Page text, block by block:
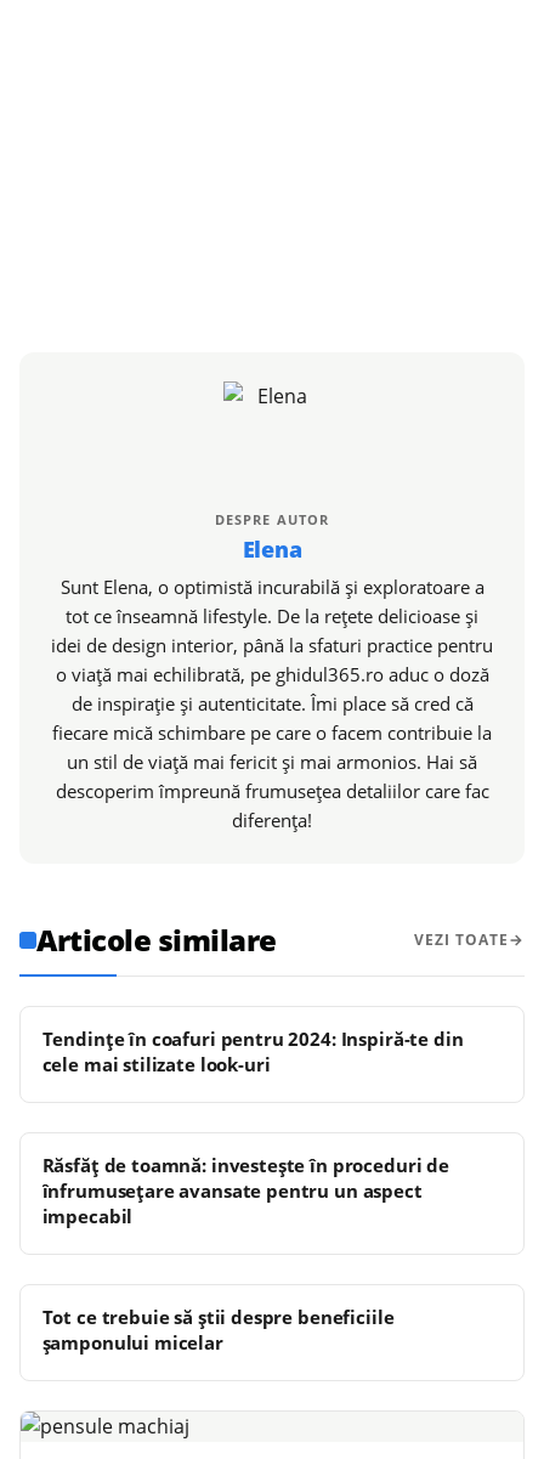
DESPRE AUTOR
Elena
Sunt Elena, o optimistă incurabilă și exploratoare a
tot ce înseamnă lifestyle. De la rețete delicioase și
idei de design interior, până la sfaturi practice pentru
o viață mai echilibrată, pe ghidul365.ro aduc o doză
de inspirație și autenticitate. Îmi place să cred că
fiecare mică schimbare pe care o facem contribuie la
un stil de viață mai fericit și mai armonios. Hai să
descoperim împreună frumusețea detaliilor care fac
diferența!
Articole similare VEZI TOATE
Tendințe în coafuri pentru 2024: Inspiră-te din
cele mai stilizate look-uri
Răsfăț de toamnă: investește în proceduri de
înfrumusețare avansate pentru un aspect
impecabil
Tot ce trebuie să știi despre beneficiile
șamponului micelar